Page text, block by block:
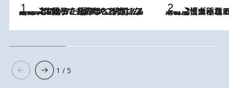
2026.8.5
【阿川佐和子さんの年とる力】なぜ70代で始めた趣味は“こんなに楽しい”のか？ ピアノ、俳句…スランプに陥っても続けられる“ある秘訣”とは 2026.8.5
下町風情あふれる台北屈指の人気エリア・大稲埕でセンスのいい台湾土産《ヴ
1 / 5